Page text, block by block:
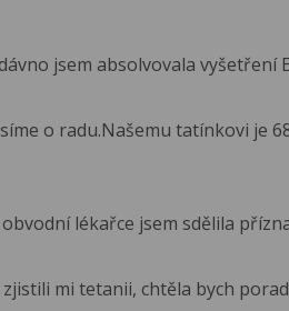
jsem absolvovala vyšetření
o radu.Našemu tatínkovi je
lékařce jsem sdělila
zjistili mi tetanii, chtěla bych